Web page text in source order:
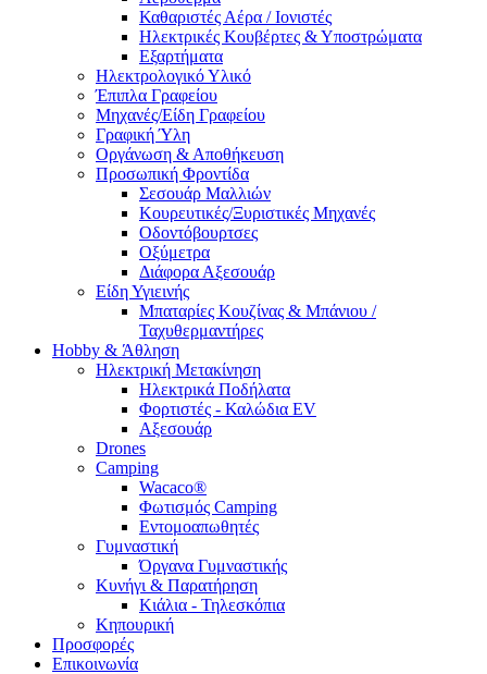
Καθαριστές Αέρα / Ιονιστές
Ηλεκτρικές Κουβέρτες & Υποστρώματα
Εξαρτήματα
Ηλεκτρολογικό Υλικό
Έπιπλα Γραφείου
Μηχανές/Είδη Γραφείου
Γραφική Ύλη
Οργάνωση & Αποθήκευση
Προσωπική Φροντίδα
Σεσουάρ Μαλλιών
Κουρευτικές/Ξυριστικές Μηχανές
Οδοντόβουρτσες
Οξύμετρα
Διάφορα Αξεσουάρ
Είδη Υγιεινής
Μπαταρίες Κουζίνας & Μπάνιου /
Ταχυθερμαντήρες
Ηobby & Άθληση
Ηλεκτρική Μετακίνηση
Ηλεκτρικά Ποδήλατα
Φορτιστές - Καλώδια EV
Αξεσουάρ
Drones
Camping
Wacaco®
Φωτισμός Camping
Εντομοαπωθητές
Γυμναστική
Όργανα Γυμναστικής
Κυνήγι & Παρατήρηση
Κιάλια - Τηλεσκόπια
Κηπουρική
Προσφορές
Επικοινωνία